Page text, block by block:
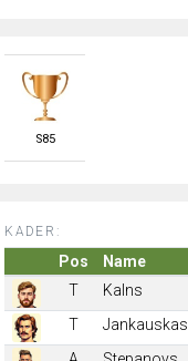
S85
KADER:
Pos Name
T
Kalns
T
Jankauskas